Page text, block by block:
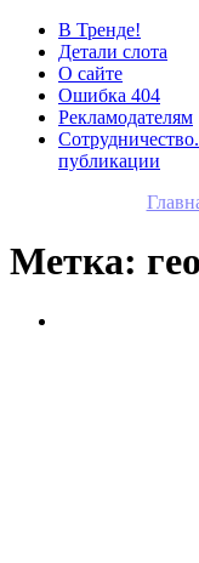
В Тренде!
Детали слота
О сайте
Ошибка 404
Рекламодателям
публикации
Метка: